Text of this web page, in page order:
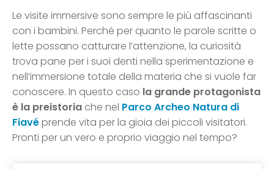
Le visite immersive sono sempre le più affascinanti
con i bambini. Perché per quanto le parole scritte o
lette possano catturare l’attenzione, la curiosità
trova pane per i suoi denti nella sperimentazione e
nell’immersione totale della materia che si vuole far
conoscere. In questo caso la grande protagonista
è la preistoria che nel Parco Archeo Natura di
Fiavéprende vita per la gioia dei piccoli visitatori.
Pronti per un vero e proprio viaggio nel tempo?